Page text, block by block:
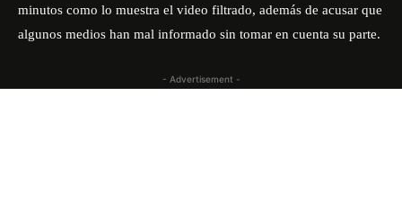
minutos como lo muestra el video filtrado, además de acusar que
algunos medios han mal informado sin tomar en cuenta su parte.
- Advertisement -